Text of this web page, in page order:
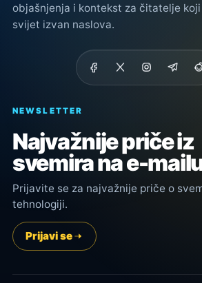
objašnjenja i kontekst za čitatelje
svijet izvan naslova.
NEWSLETTER
Najvažnije priče iz
svemira na e-
Prijavite se za najvažnije priče o
tehnologiji.
Prijavi se